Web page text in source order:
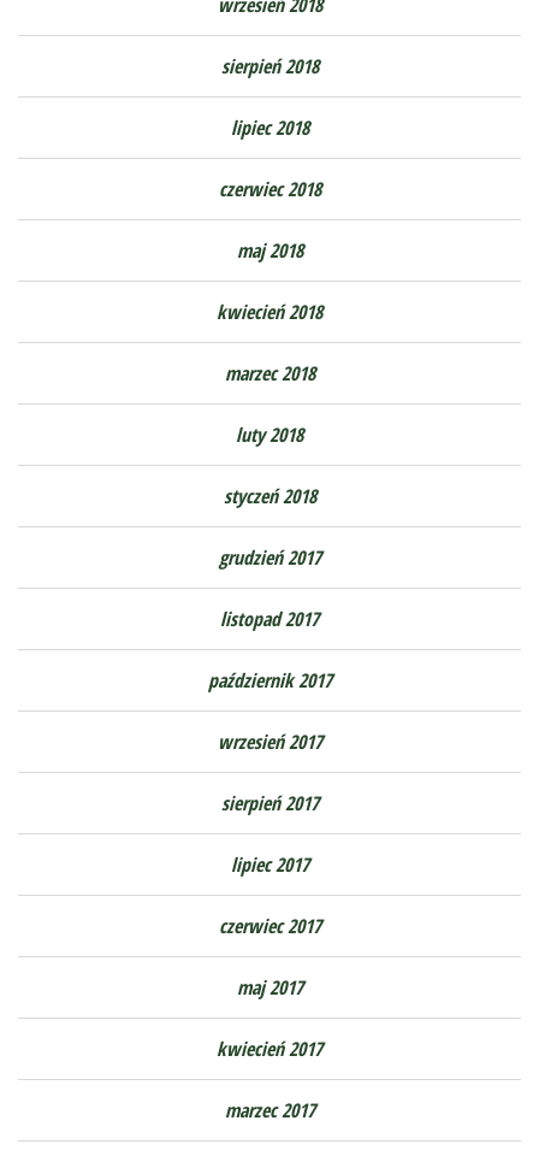
sierpień 2018
lipiec 2018
czerwiec 2018
maj 2018
kwiecień 2018
marzec 2018
luty 2018
styczeń 2018
grudzień 2017
listopad 2017
październik 2017
wrzesień 2017
sierpień 2017
lipiec 2017
czerwiec 2017
maj 2017
kwiecień 2017
marzec 2017